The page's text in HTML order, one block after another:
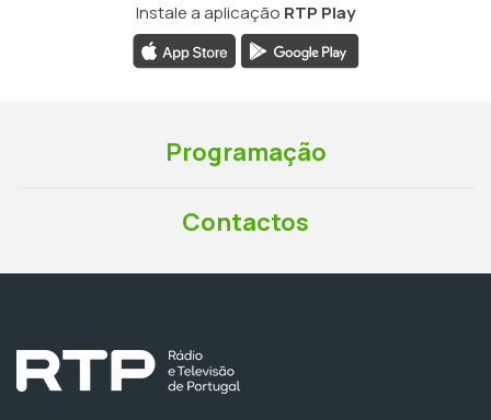
Instale a aplicação RTP Play
Programação
Contactos